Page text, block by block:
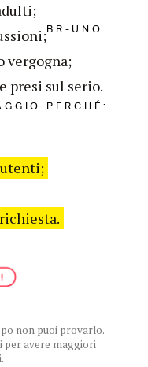
vergogna;
presi sul serio.
BR-UNO
PERCHÉ:
utenti;
non puoi provarlo.
per avere maggiori